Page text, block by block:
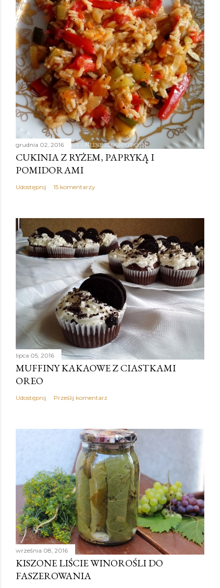
grudnia 02, 2016
CUKINIA Z RYŻEM, PAPRYKĄ I
POMIDORAMI
Udostępnij 15 komentarzy
lipca 05, 2016
MUFFINY KAKAOWE Z CIASTKAMI
OREO
Udostępnij Prześlij komentarz
września 08, 2016
KISZONE LIŚCIE WINOROŚLI DO
FASZEROWANIA